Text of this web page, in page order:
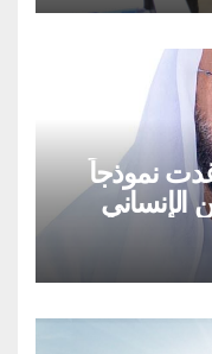
نموذجاً
الإنساني